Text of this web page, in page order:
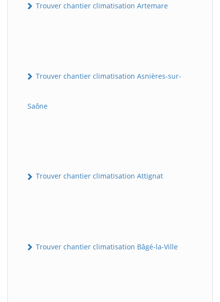
Trouver chantier climatisation Artemare
Trouver chantier climatisation Asnières-sur-
Saône
Trouver chantier climatisation Attignat
Trouver chantier climatisation Bâgé-la-Ville